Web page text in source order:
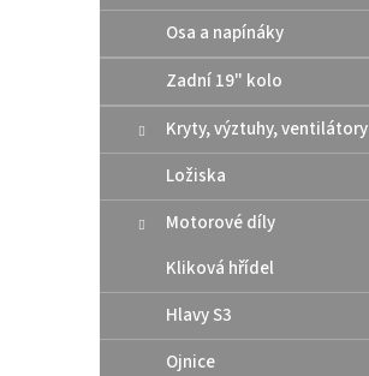
Osa a napínáky
Zadní 19" kolo
Kryty, výztuhy, ventilátory
Ložiska
Motorové díly
Kliková hřídel
Hlavy S3
Ojnice